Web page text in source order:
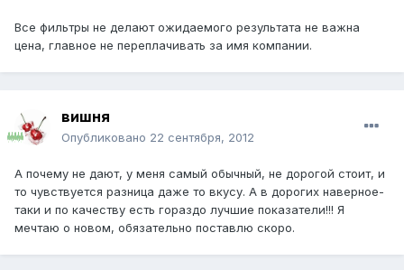
Все фильтры не делают ожидаемого результата не важна
цена, главное не переплачивать за имя компании.
вишня
Опубликовано 22 сентября, 2012
А почему не дают, у меня самый обычный, не дорогой стоит, и
то чувствуется разница даже то вкусу. А в дорогих наверное-
таки и по качеству есть гораздо лучшие показатели!!! Я
мечтаю о новом, обязательно поставлю скоро.